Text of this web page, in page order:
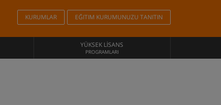
KURUMLAR EĞITIM KURUMUNUZU TANITIN
YÜKSEK LISANS
PROGRAMLARI